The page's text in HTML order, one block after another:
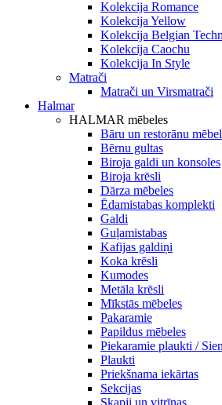
Kolekcija Romance
Kolekcija Yellow
Kolekcija Belgian
Kolekcija Caochu
Kolekcija In Style
Matrači
Matrači un Virsmatrači
Halmar
HALMAR mēbeles
Bāru un restorānu
Bērnu gultas
Biroja galdi un konsoles
Biroja krēsli
Dārza mēbeles
Ēdamistabas komplekti
Galdi
Guļamistabas
Kafijas galdiņi
Koka krēsli
Kumodes
Metāla krēsli
Mīkstās mēbeles
Pakaramie
Papildus mēbeles
Piekaramie plaukti /
Plaukti
Priekšnama iekārtas
Sekcijas
Skapji un vitrīnas